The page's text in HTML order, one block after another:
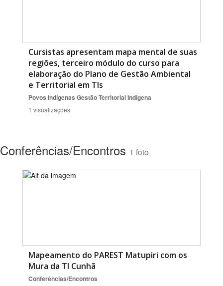
Cursistas apresentam mapa mental de suas
regiões, terceiro módulo do curso para
elaboração do Plano de Gestão Ambiental
e Territorial em TIs
Povos Indígenas Gestão Territorial Indígena
1 visualizações
Conferências/Encontros 1 foto
Mapeamento do PAREST Matupiri com os
Mura da TI Cunhã
Conferências/Encontros